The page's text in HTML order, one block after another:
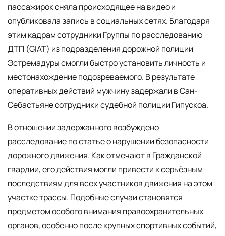
пассажирок сняла происходящее на видео и
опубликовала запись в социальных сетях. Благодаря
этим кадрам сотрудники Группы по расследованию
ДТП (GIAT) из подразделения дорожной полиции
Эстремадуры смогли быстро установить личность и
местонахождение подозреваемого. В результате
оперативных действий мужчину задержали в Сан-
Себастьяне сотрудники судебной полиции Гипускоа.
В отношении задержанного возбуждено
расследование по статье о нарушении безопасности
дорожного движения. Как отмечают в Гражданской
гвардии, его действия могли привести к серьёзным
последствиям для всех участников движения на этом
участке трассы. Подобные случаи становятся
предметом особого внимания правоохранительных
органов, особенно после крупных спортивных событий,